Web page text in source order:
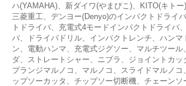
ハ(YAMAHA)、新ダイワ(やまびこ)、KITO(キトー
三菱重工、デンヨー(Denyo)のインパクトドライ
トドライバ、充電式4モードインパクトドライバ
バ、ドライバドリル、インパクトレンチ、ハンマ
ン、電動ハンマ、充電式ジグソー、マルチツール
ダ、ストレートシャー、ニブラ、ジョイントカッ
プランジマルノコ、マルノコ、スライドマルノコ
ップソーカッタ、チップソー切断機、チェーンソ